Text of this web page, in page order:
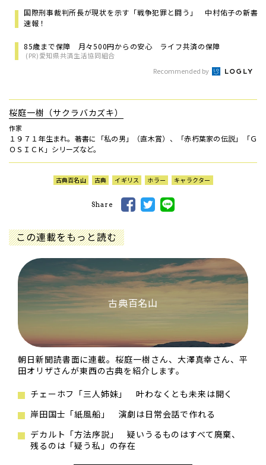
国際刑事裁判所長が現状を示す「戦争犯罪と闘う」 中村佑子の新書
速報！
85歳まで保障 月々500円からの安心 ライフ共済の保障
(PR)愛知県共済生活協同組合
Recommended by
桜庭一樹（サクラバカズキ）
作家
１９７１年生まれ。著書に「私の男」（直木賞）、「赤朽葉家の伝説」「Ｇ
ＯＳＩＣＫ」シリーズなど。
古典百名山 古典 イギリス ホラー キャラクター
Share
この連載をもっと読む
古典百名山
朝日新聞読書面に連載。桜庭一樹さん、大澤真幸さん、平
田オリザさんが東西の古典を紹介します。
チェーホフ「三人姉妹」 叶わなくとも未来は開く
岸田国士「紙風船」 演劇は日常会話で作れる
デカルト「方法序説」 疑いうるものはすべて廃棄、
残るのは「疑う私」の存在